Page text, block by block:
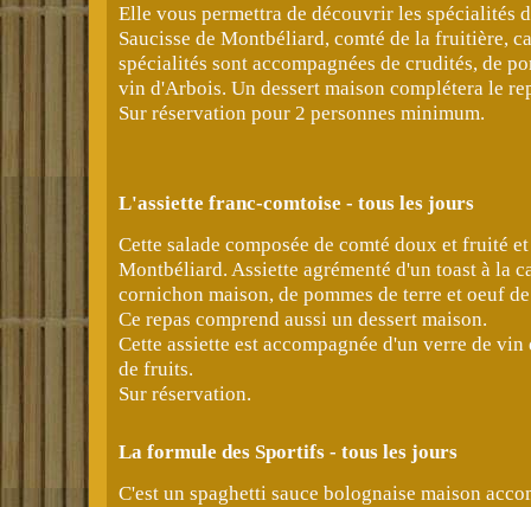
Elle vous permettra de découvrir les spécialités
Saucisse de Montbéliard, comté de la fruitière,
spécialités sont accompagnées de crudités, de
vin d'Arbois. Un dessert maison complétera le
Sur réservation pour 2 personnes minimum.
L'assiette franc-comtoise - tous les jours
Cette salade composée de comté doux et fruité
Montbéliard. Assiette agrémenté d'un toast à la
cornichon maison, de pommes de terre et oeuf
Ce repas comprend aussi un dessert maison.
Cette assiette est accompagnée d'un verre de
de fruits.
Sur réservation.
La formule des Sportifs - tous les jours
C'est un spaghetti sauce bolognaise maison